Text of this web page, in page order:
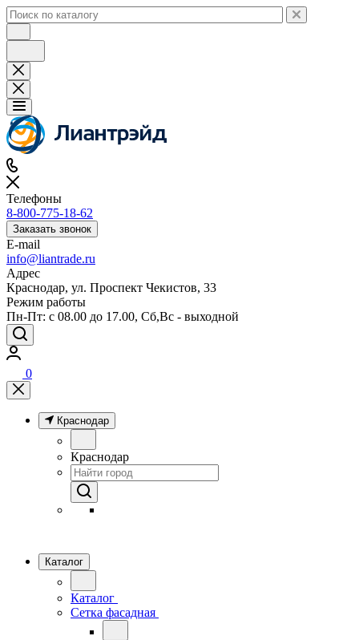
Телефоны
8-800-775-18-62
Заказать звонок
E-mail
info@liantrade.ru
Адрес
Краснодар, ул. Проспект Чекистов, 33
Режим работы
Пн-Пт: c 08.00 до 17.00, Cб,Вс - выходной
0
Краснодар
Краснодар
Каталог
Каталог
Сетка фасадная